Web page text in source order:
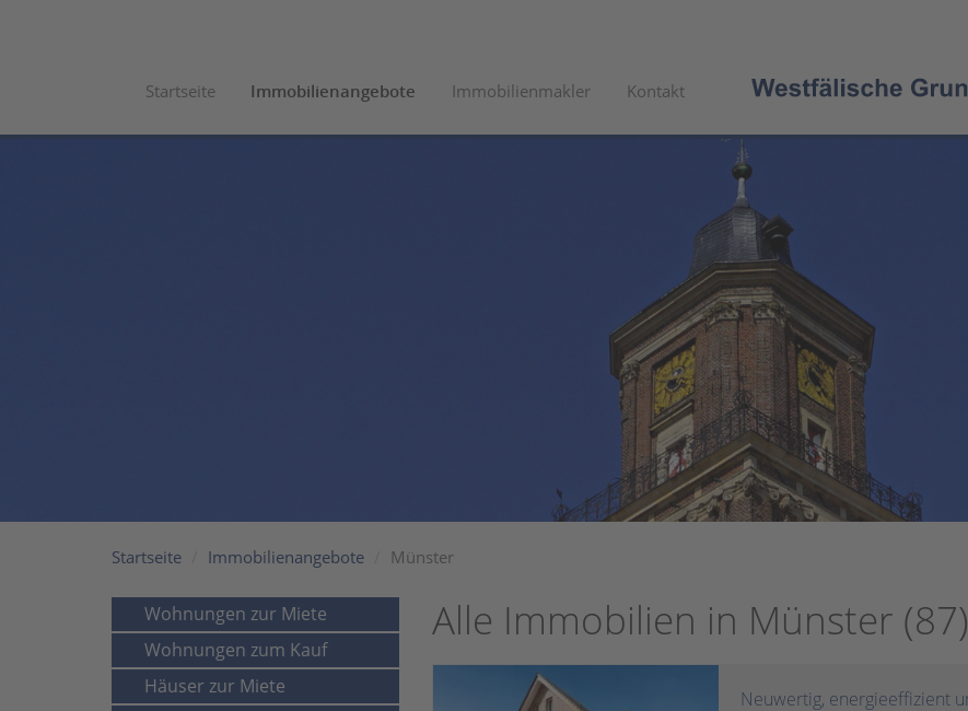
Startseite Immobilienangebote Immobilienmakler Kontakt
Startseite Immobilienangebote Münster
Wohnungen zur Miete
Wohnungen zum Kauf
Häuser zur Miete
Alle Immobilien in Münster (87)